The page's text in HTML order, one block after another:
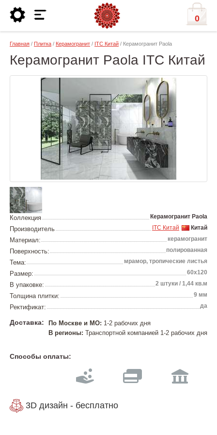
0
Главная / Плитка / Керамогранит / ITC Китай / Керамогранит Paola
Керамогранит Paola ITC Китай
Коллекция Керамогранит Paola
Производитель Китай
ITC Китай
Материал: керамогранит
Поверхность: полированная
Тема: мрамор, тропические листья
Размер: 60х120
В упаковке: 2 штуки / 1,44 кв.м
Толщина плитки: 9 мм
Ректификат: да
Доставка: По Москве и МО: 1-2 рабочих дня
В регионы: Транспортной компанией 1-2 рабочих дня
Способы оплаты:
3D дизайн - бесплатно